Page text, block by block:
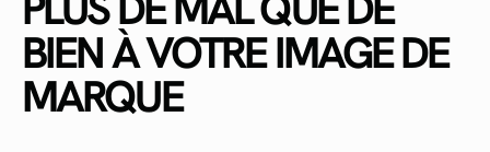
BIEN À VOTRE IMAGE DE
MARQUE